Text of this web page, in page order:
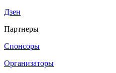
Дзен
Партнеры
Спонсоры
Организаторы